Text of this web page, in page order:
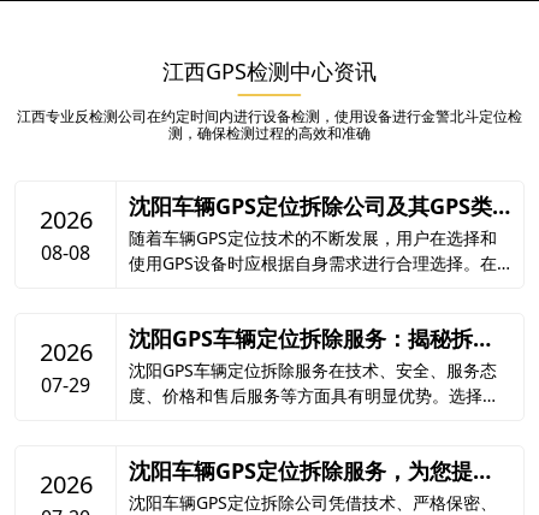
江西GPS检测中心资讯
江西专业反检测公司在约定时间内进行设备检测，使用设备进行金警北斗定位检
测，确保检测过程的高效和准确
2026
08-08
沈阳车辆GPS定位拆除公司及其GPS类
型解析
随着车辆GPS定位技术的不断发展，用户在选择和
使用GPS设备时应根据自身需求进行合理选择。在
平和客户评价等因素
2026
07-29
沈阳GPS车辆定位拆除服务：揭秘拆除
优势，保障行车安全
沈阳GPS车辆定位拆除服务在技术、安全、服务态
度、价格和售后服务等方面具有明显优势。选择沈
支。
2026
沈阳车辆GPS定位拆除服务，为您提供
可靠解决方案
沈阳车辆GPS定位拆除公司凭借技术、严格保密、